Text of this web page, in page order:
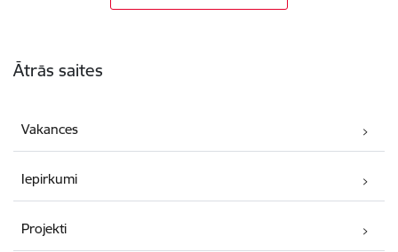
Ātrās saites
Vakances
Iepirkumi
Projekti